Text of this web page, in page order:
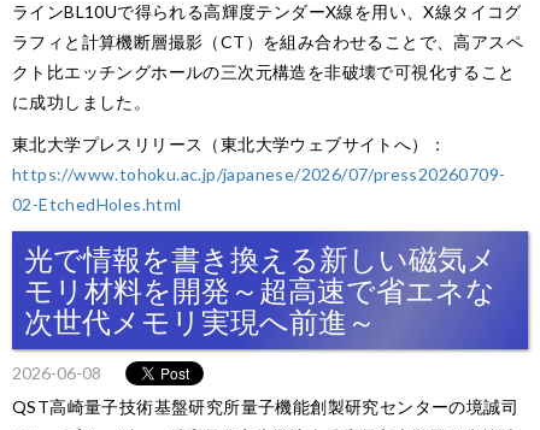
ラインBL10Uで得られる高輝度テンダーX線を用い、X線タイコグ
ラフィと計算機断層撮影（CT）を組み合わせることで、高アスペ
クト比エッチングホールの三次元構造を非破壊で可視化すること
に成功しました。
東北大学プレスリリース（東北大学ウェブサイトへ）：
https://www.tohoku.ac.jp/japanese/2026/07/press20260709-
02-EtchedHoles.html
光で情報を書き換える新しい磁気メ
モリ材料を開発～超高速で省エネな
次世代メモリ実現へ前進～
2026-06-08
QST高崎量子技術基盤研究所量子機能創製研究センターの境誠司